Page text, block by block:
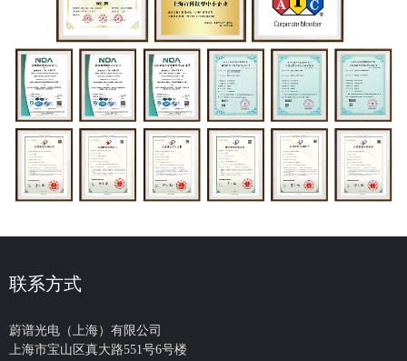
联系方式
蔚谱光电（上海）有限公司
上海市宝山区真大路551号6号楼